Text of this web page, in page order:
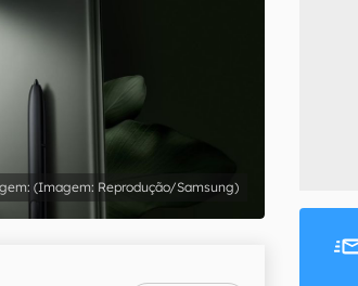
com os
(Imagem: Reprodução/Samsung)